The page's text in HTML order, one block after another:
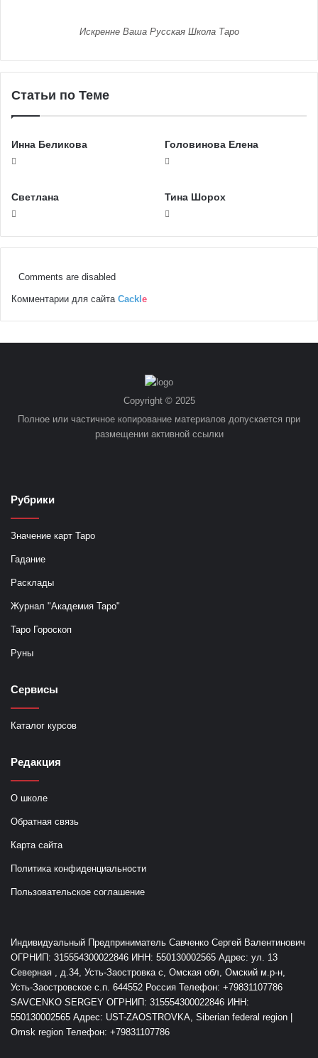
Искренне Ваша Русская Школа Таро
Статьи по Теме
Инна Беликова Головинова Елена
Светлана Тина Шорох
Comments are disabled
Комментарии для сайта Cackl e
Copyright © 2025
Полное или частичное копирование материалов допускается при
размещении активной ссылки
Рубрики
Значение карт Таро
Гадание
Расклады
Журнал "Академия Таро"
Таро Гороскоп
Руны
Сервисы
Каталог курсов
Редакция
О школе
Обратная связь
Карта сайта
Политика конфиденциальности
Пользовательское соглашение
Индивидуальный Предприниматель Савченко Сергей Валентинович
ОГРНИП: 315554300022846 ИНН: 550130002565 Адрес: ул. 13
Северная , д.34, Усть-Заостровка с, Омская обл, Омский м.р-н,
Усть-Заостровское с.п. 644552 Россия Телефон: +79831107786
SAVCENKO SERGEY ОГРНИП: 315554300022846 ИНН:
550130002565 Адрес: UST-ZAOSTROVKA, Siberian federal region |
Omsk region Телефон: +79831107786